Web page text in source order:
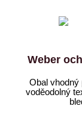
Weber
Obal vhodný
voděodolný